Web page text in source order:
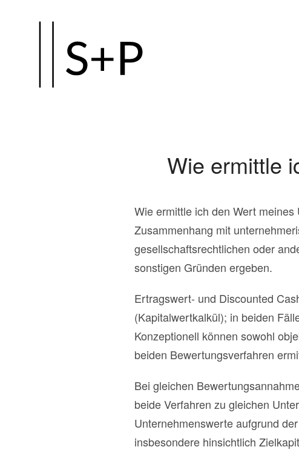
Hauptinhalt
Wie ermittle
Wie ermittle ich den Wert
Zusammenhang mit
gesellschaftsrechtlichen oder
sonstigen Gründen ergeben.
Ertragswert- und Discounted
(Kapitalwertkalkül); in beiden
Konzeptionell können sowohl
beiden Bewertungsverfahren
Bei gleichen
beide Verfahren zu gleichen
Unternehmenswerte aufgrund
insbesondere hinsichtlich